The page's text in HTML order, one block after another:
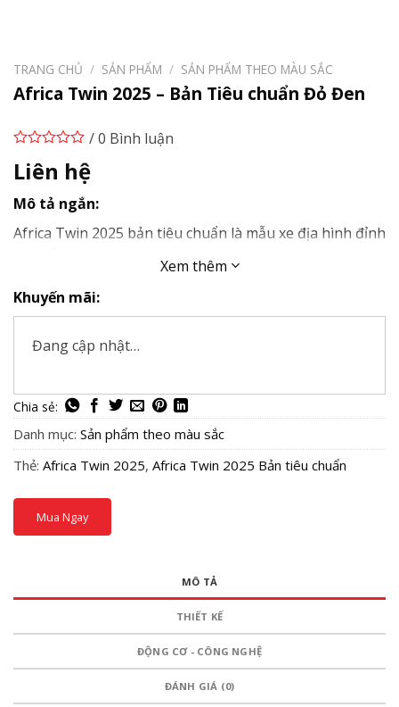
TRANG CHỦ / SẢN PHẨM / SẢN PHẨM THEO MÀU SẮC
Africa Twin 2025 – Bản Tiêu chuẩn Đỏ Đen
/ 0 Bình luận
Liên hệ
Mô tả ngắn:
Africa Twin 2025 bản tiêu chuẩn là mẫu xe địa hình đỉnh
Với mô-men xoắn mạnh mẽ, hệ thống treo điện tử
Showa-EERA™ tối tân và thiết kế khí động học cải tiến,
mẫu xe này mang đến trải nghiệm lái vượt trội cả trên
đường trường lẫn địa hình phức tạp. Bình xăng 24.8L
mái tối đa cho những hành trình dài.
Xem thêm
Khuyến mãi:
Đang cập nhật…
Danh mục: Sản phẩm theo màu sắc
Thẻ: Africa Twin 2025, Africa Twin 2025 Bản tiêu chuẩn
Mua Ngay
MÔ TẢ
THIẾT KẾ
ĐỘNG CƠ - CÔNG NGHỆ
ĐÁNH GIÁ (0)